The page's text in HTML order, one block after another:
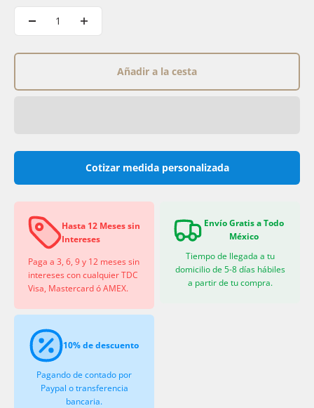
Añadir a la cesta
Cotizar medida personalizada
Hasta 12 Meses sin
Intereses
Paga a 3, 6, 9 y 12 meses sin
intereses con cualquier TDC
Visa, Mastercard ó AMEX.
Envío Gratis a Todo
México
Tiempo de llegada a tu
domicilio de 5-8 días hábiles
a partir de tu compra.
10% de descuento
Pagando de contado por
Paypal o transferencia
bancaria.